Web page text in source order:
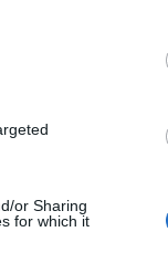
or Sharing
for which it